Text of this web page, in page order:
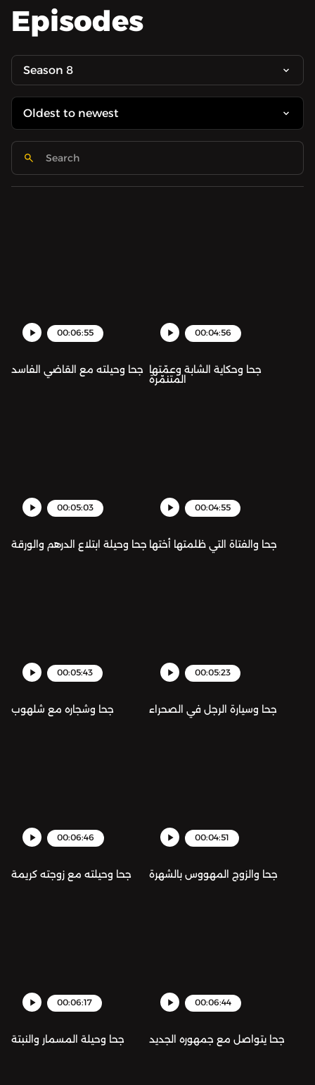
Episodes
Season 8
00:06:55
جحا وحيلته مع القاضي الفاسد
00:04:56
جحا وحكاية الشابة وعمّتها
المتنمّرة
00:05:03
جحا وحيلة ابتلاع الدرهم والورقة
00:04:55
جحا والفتاة التي ظلمتها أختها
00:05:43
جحا وشجاره مع شلهوب
00:05:23
جحا وسيارة الرجل في الصحراء
00:06:46
جحا وحيلته مع زوجته كريمة
00:04:51
جحا والزوج المهووس بالشهرة
00:06:17
جحا وحيلة المسمار والنبتة
00:06:44
جحا يتواصل مع جمهوره الجديد